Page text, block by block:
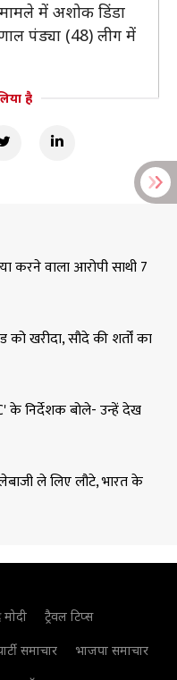
में अशोक डिंडा
पंड्या (48) लीग में
है
करने वाला आरोपी साथी 7
को खरीदा, सौदे की शर्तों का
के निर्देशक बोले- उन्हें देख
ले लिए लौटे, भारत के
मोदी
ट्रैवल टिप्स
समाचार
भाजपा समाचार